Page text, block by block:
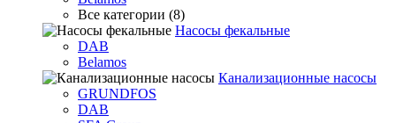
Все категории (8)
Насосы фекальные
DAB
Belamos
Канализационные насосы
GRUNDFOS
DAB